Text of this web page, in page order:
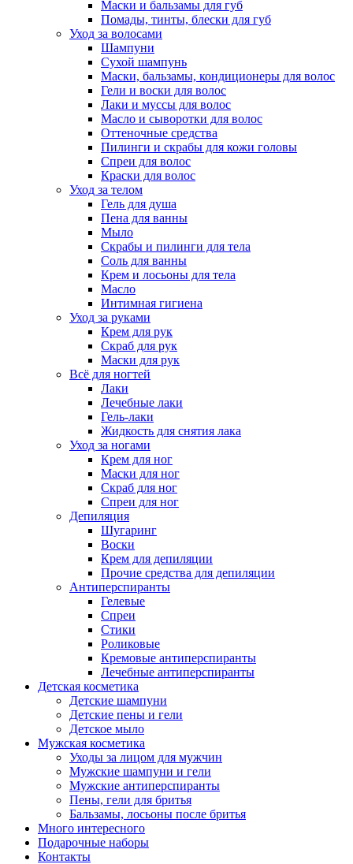
Маски и бальзамы для губ
Помады, тинты, блески для губ
Уход за волосами
Шампуни
Сухой шампунь
Маски, бальзамы, кондиционеры для волос
Гели и воски для волос
Лаки и муссы для волос
Масло и сыворотки для волос
Оттеночные средства
Пилинги и скрабы для кожи головы
Спреи для волос
Краски для волос
Уход за телом
Гель для душа
Пена для ванны
Мыло
Скрабы и пилинги для тела
Соль для ванны
Крем и лосьоны для тела
Масло
Интимная гигиена
Уход за руками
Крем для рук
Скраб для рук
Маски для рук
Всё для ногтей
Лаки
Лечебные лаки
Гель-лаки
Жидкость для снятия лака
Уход за ногами
Крем для ног
Маски для ног
Скраб для ног
Спреи для ног
Депиляция
Шугаринг
Воски
Крем для депиляции
Прочие средства для депиляции
Антиперспиранты
Гелевые
Спреи
Стики
Роликовые
Кремовые антиперспиранты
Лечебные антиперспиранты
Детская косметика
Детские шампуни
Детские пены и гели
Детское мыло
Мужская косметика
Уходы за лицом для мужчин
Мужские шампуни и гели
Мужские антиперспиранты
Пены, гели для бритья
Бальзамы, лосьоны после бритья
Много интересного
Подарочные наборы
Контакты